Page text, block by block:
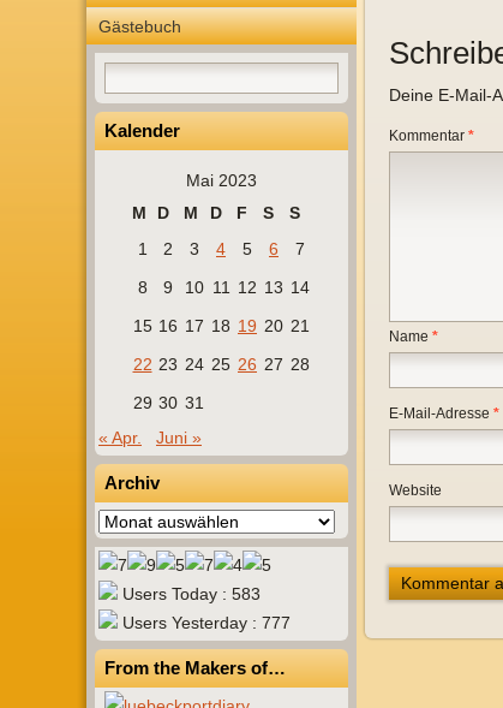
Gästebuch
Kalender
Mai 2023
M
D M D F S
S
1
2 3 4 5 6
7
8
9 10 11 12 13 14
15 16 17 18 19 20 21
22 23 24 25 26 27 28
29 30 31
« Apr.
Juni »
Archiv
Archiv
Users Today : 583
Users Yesterday : 777
From the Makers of…
Deine E-Mail-
Kommentar *
Name *
E-Mail-Adresse *
Website